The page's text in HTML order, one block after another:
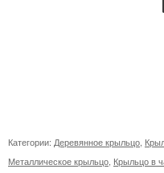
Категории: Деревянное крыльцо,
Металлическое крыльцо, Крыльцо в